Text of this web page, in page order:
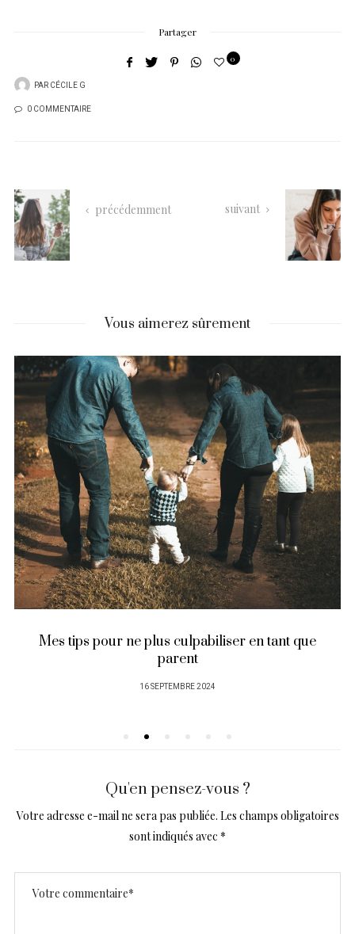
Partager
PAR CÉCILE G
0
0 COMMENTAIRE
précédemment suivant
Vous aimerez sûrement
Mes tips pour ne plus culpabiliser en tant que
parent
PUBLIÉ
16 SEPTEMBRE 2024
Qu'en pensez-vous ?
Votre adresse e-mail ne sera pas publiée. Les champs obligatoires
sont indiqués avec *